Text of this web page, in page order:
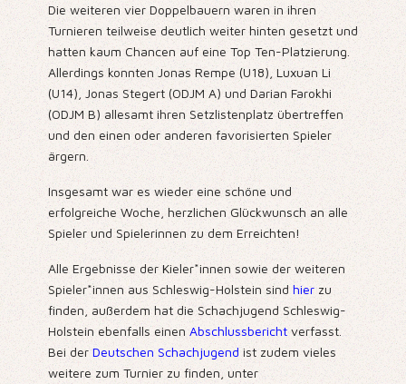
Die weiteren vier Doppelbauern waren in ihren
Turnieren teilweise deutlich weiter hinten gesetzt und
hatten kaum Chancen auf eine Top Ten-Platzierung.
Allerdings konnten Jonas Rempe (U18), Luxuan Li
(U14), Jonas Stegert (ODJM A) und Darian Farokhi
(ODJM B) allesamt ihren Setzlistenplatz übertreffen
und den einen oder anderen favorisierten Spieler
ärgern.
Insgesamt war es wieder eine schöne und
erfolgreiche Woche, herzlichen Glückwunsch an alle
Spieler und Spielerinnen zu dem Erreichten!
Alle Ergebnisse der Kieler*innen sowie der weiteren
Spieler*innen aus Schleswig-Holstein sind hierzu
finden, außerdem hat die Schachjugend Schleswig-
Holstein ebenfalls einen Abschlussberichtverfasst.
Bei der Deutschen Schachjugendist zudem vieles
weitere zum Turnier zu finden, unter